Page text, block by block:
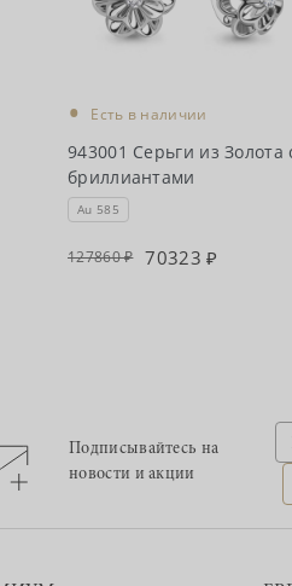
• Есть в наличии
943001 Серьги из Золота
бриллиантами
Au 585
127860 70323
Подписывайтесь на
новости и акции